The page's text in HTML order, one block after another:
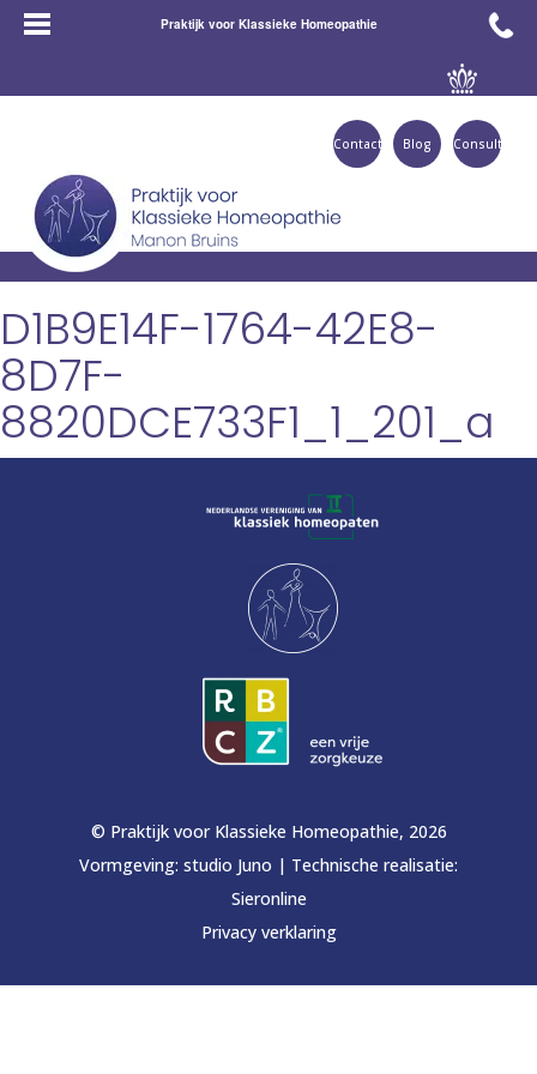
Praktijk voor Klassieke Homeopathie
Consult
Blog
Contact
D1B9E14F-1764-42E8-
8D7F-
8820DCE733F1_1_201_a
© Praktijk voor Klassieke Homeopathie, 2026
Vormgeving: studio Juno | Technische realisatie:
Sieronline
Privacy verklaring